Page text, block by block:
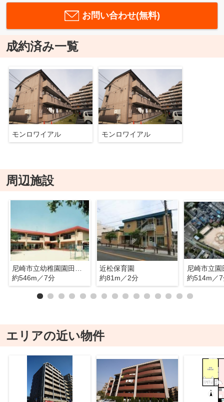
お問い合わせ(無料)
成約済み一覧
モンロワイアル モンロワイアル
周辺施設
約546m／7分
近松保育園
約81m／2分
尼崎市立
約514m／
エリアの近い物件